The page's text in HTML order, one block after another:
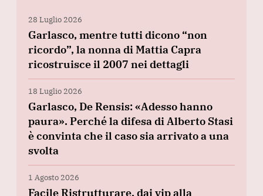
28 Luglio 2026
Garlasco, mentre tutti dicono “non
ricordo”, la nonna di Mattia Capra
ricostruisce il 2007 nei dettagli
18 Luglio 2026
Garlasco, De Rensis: «Adesso hanno
paura». Perché la difesa di Alberto Stasi
è convinta che il caso sia arrivato a una
svolta
1 Agosto 2026
Facile Ristrutturare, dai vip alla